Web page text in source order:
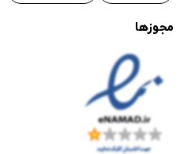
مجوزها